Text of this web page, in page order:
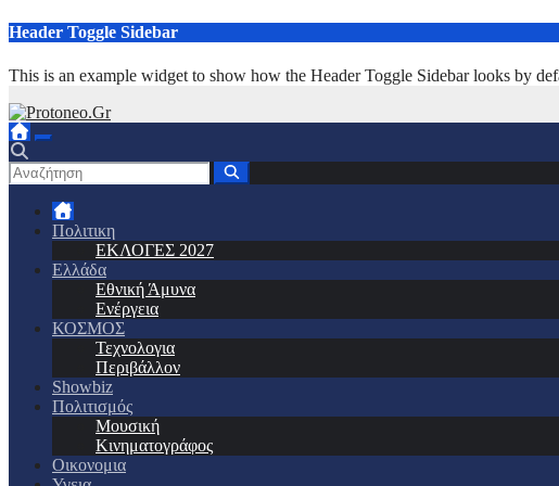
Μετάβαση
περιεχόμενο
Header Toggle Sidebar
This is an example widget to show how the Header Toggle Sidebar looks by
Πολιτικη
ΕΚΛΟΓΕΣ 2027
Ελλάδα
Εθνική Άμυνα
Ενέργεια
ΚΟΣΜΟΣ
Τεχνολογια
Περιβάλλον
Showbiz
Πολιτισμός
Μουσική
Κινηματογράφος
Οικονομια